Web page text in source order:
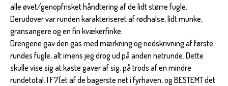
alle øvet/genopfrisket håndtering af de lidt større fugle.
Derudover var runden karakteriseret af rødhalse, lidt munke,
gransangere og en fin kvækerfinke.
Drengene gav den gas med mærkning og nedskrivning af første
rundes fugle, alt imens jeg drog ud på anden netrunde. Dette
skulle vise sig at kaste gaver af sig, på trods af en mindre
rundetotal. I F7(et af de bagerste net i fyrhaven, og BESTEMT det